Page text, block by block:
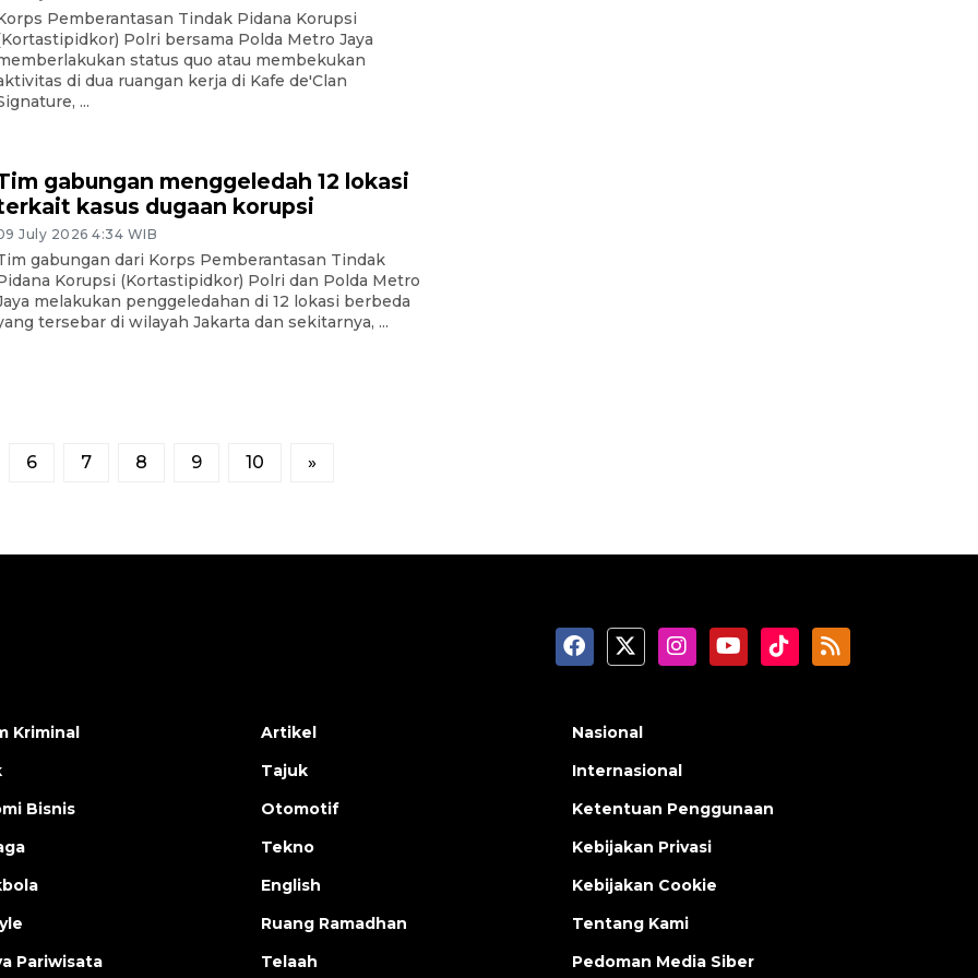
Pemberantasan Tindak Pidana Korupsi
Polri bersama Polda Metro Jaya
status quo atau membekukan
di dua ruangan kerja di Kafe de'Clan
...
gabungan menggeledah 12 lokasi
kasus dugaan korupsi
July 2026 4:34 WIB
gabungan dari Korps Pemberantasan Tindak
Korupsi (Kortastipidkor) Polri dan Polda Metro
melakukan penggeledahan di 12 lokasi berbeda
tersebar di wilayah Jakarta dan sekitarnya, ...
6 7 8 9 10 »
Kriminal
Bisnis
Pariwisata
Artikel
Tajuk
Otomotif
Tekno
English
Ruang Ramadhan
Telaah
Nasional
Internasional
Ketentuan Penggunaan
Kebijakan Privasi
Kebijakan Cookie
Tentang Kami
Pedoman Media Siber